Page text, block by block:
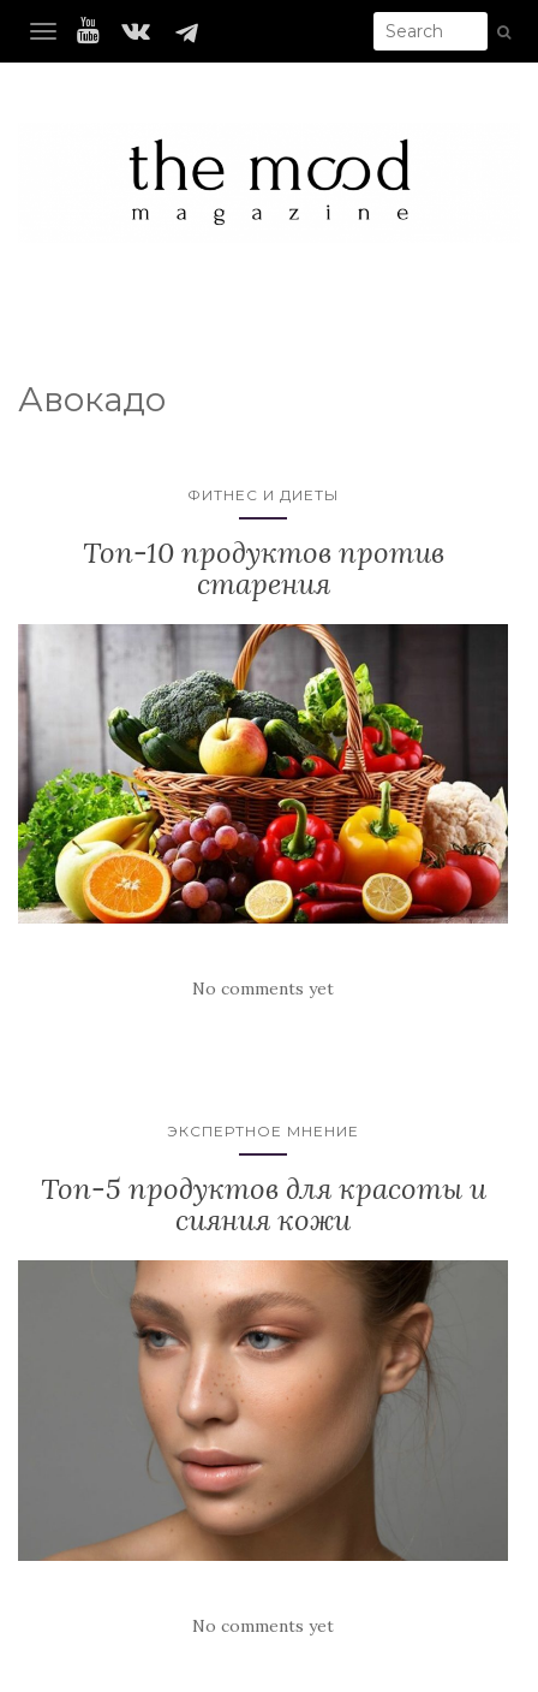
TOGGLE NAVIGATION
Авокадо
ФИТНЕС И ДИЕТЫ
Топ-10 продуктов против
старения
No comments yet
ЭКСПЕРТНОЕ МНЕНИЕ
Топ-5 продуктов для красоты и
сияния кожи
No comments yet